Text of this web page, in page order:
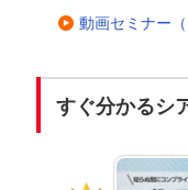
動画セミナー
すぐ分かるシ